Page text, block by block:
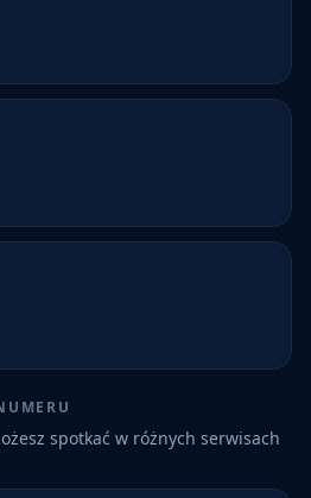
spotkać w różnych serwisach